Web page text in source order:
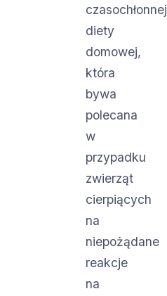
czasochłonnej
diety
domowej,
która
bywa
polecana
w
przypadku
zwierząt
cierpiących
na
niepożądane
reakcje
na